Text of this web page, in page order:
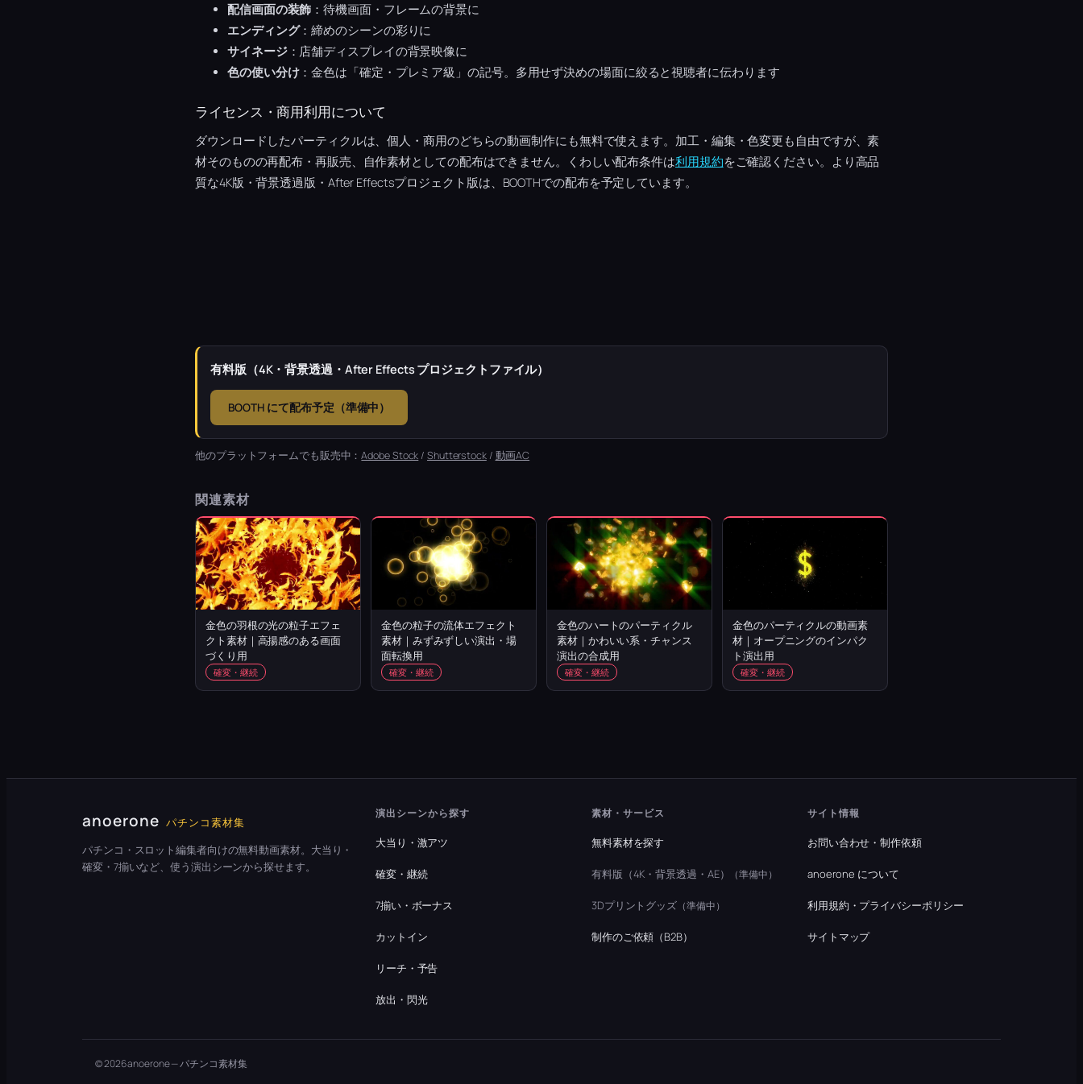
配信画面の装飾 ：待機画面・フレームの背景に
エンディング：締めのシーンの彩りに
サイネージ：店舗ディスプレイの背景映像に
色の使い分け：金色は「確定・プレミア級」の記号。多用せず決めの場面に絞ると視聴者に伝わります
ライセンス・商用利用について
ダウンロードしたパーティクルは、個人・商用のどちらの動画制作にも無料で使えます。加工・編集・色変更も自由ですが、素
材そのものの再配布・再販売、自作素材としての配布はできません。くわしい配布条件は利用規約をご確認ください。より高品
質な4K版・背景透過版・After Effectsプロジェクト版は、BOOTHでの配布を予定しています。
有料版（4K・背景透過・After Effects プロジェクトファイル）
BOOTH にて配布予定（準備中）
他のプラットフォームでも販売中：Adobe Stock /Shutterstock/ 動画AC
関連素材
金色の羽根の光の粒子エフェ
クト素材｜高揚感のある画面
づくり用
確変・継続
金色の粒子の流体エフェクト
素材｜みずみずしい演出・場
面転換用
確変・継続
金色のハートのパーティクル
素材｜かわいい系・チャンス
演出の合成用
確変・継続
金色のパーティクルの動画素
材｜オープニングのインパク
ト演出用
確変・継続
anoerone パチンコ素材集
パチンコ・スロット編集者向けの無料動画素材。大当り・
確変・7揃いなど、使う演出シーンから探せます。
演出シーンから探す
大当り・激アツ
確変・継続
7揃い・ボーナス
カットイン
リーチ・予告
放出・閃光
素材・サービス
無料素材を探す
有料版（4K・背景透過・AE） （準備中）
3Dプリントグッズ （準備中）
制作のご依頼（B2B）
サイト情報
お問い合わせ・制作依頼
anoerone について
利用規約・プライバシーポリシー
サイトマップ
© 2026 anoerone — パチンコ素材集